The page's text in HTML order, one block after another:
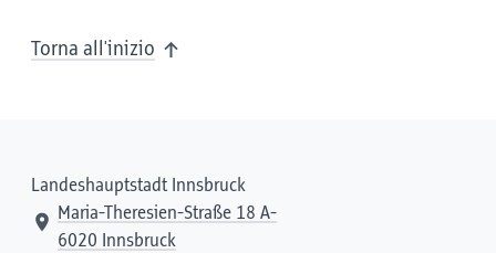
Torna all'inizio
Landeshauptstadt Innsbruck
Maria-Theresien-Straße 18 A-
6020 Innsbruck